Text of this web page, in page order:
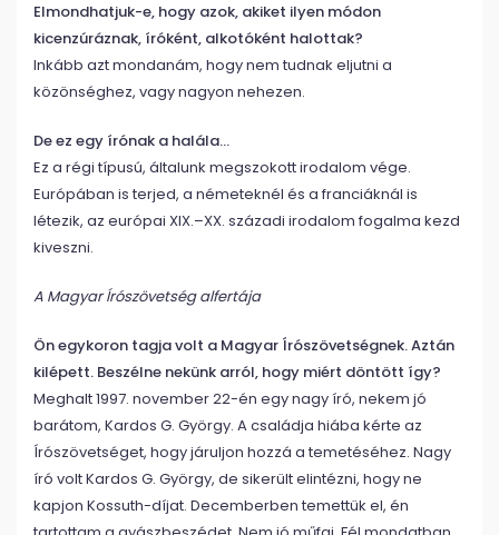
Elmondhatjuk-e, hogy azok, akiket ilyen módon
kicenzúráznak, íróként, alkotóként halottak?
Inkább azt mondanám, hogy nem tudnak eljutni a
közönséghez, vagy nagyon nehezen.
De ez egy írónak a halála…
Ez a régi típusú, általunk megszokott irodalom vége.
Európában is terjed, a németeknél és a franciáknál is
létezik, az európai XIX.–XX. századi irodalom fogalma kezd
kiveszni.
A Magyar Írószövetség alfertája
Ön egykoron tagja volt a Magyar Írószövetségnek. Aztán
kilépett. Beszélne nekünk arról, hogy miért döntött így?
Meghalt 1997. november 22-én egy nagy író, nekem jó
barátom, Kardos G. György. A családja hiába kérte az
Írószövetséget, hogy járuljon hozzá a temetéséhez. Nagy
író volt Kardos G. György, de sikerült elintézni, hogy ne
kapjon Kossuth-díjat. Decemberben temettük el, én